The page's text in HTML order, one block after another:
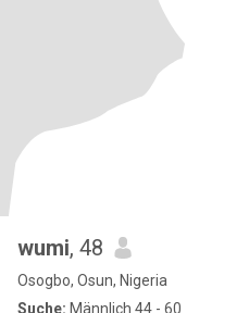
wumi, 48
Osogbo, Osun, Nigeria
Suche: Männlich 44 - 60